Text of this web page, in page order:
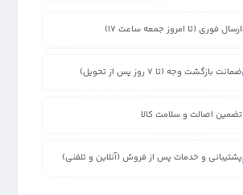
ارسال فوری (تا امروز جمعه ساعت 17)
ضمانت بازگشت وجه (تا 7 روز پس از تحویل)
تضمین اصالت و سلامت کالا
پشتیبانی و خدمات پس از فروش (آنلاین و تلفنی)